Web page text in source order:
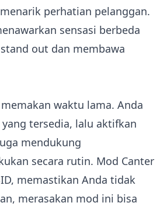
perhatian pelanggan.
sensasi berbeda
out dan membawa
waktu lama. Anda
tersedia, lalu aktifkan
mendukung
secara rutin. Mod Canter
memastikan Anda tidak
merasakan mod ini bisa